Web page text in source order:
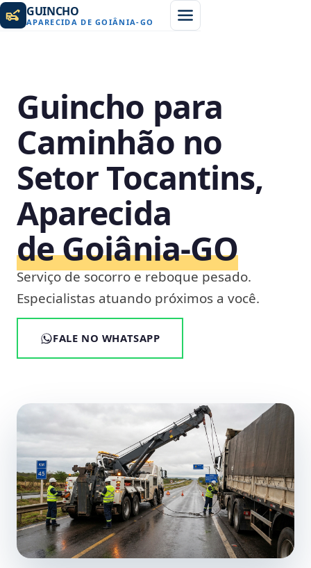
GUINCHO
APARECIDA DE GOIÂNIA-GO
Guincho para
Caminhão no
Setor Tocantins,
Aparecida
de Goiânia‑GO
Serviço de socorro e reboque pesado.
Especialistas atuando próximos a você.
FALE NO WHATSAPP